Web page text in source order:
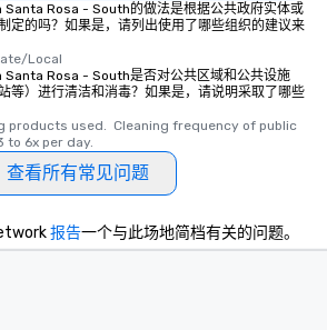
Rosa - South的做法是根据公共政府实体或
定的吗？如果是，请列出使用了哪些组织的建议来
Local
Rosa - South是否对公共区域和公共设施
等）进行清洁和消毒？如果是，请说明采取了哪些
products used.  Cleaning frequency of public
to 6x per day.
查看所有常见问题
报告一个与此场地简档有关的问题。